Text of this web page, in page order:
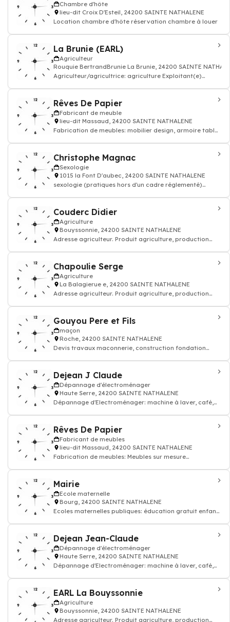
Chambre d'hôte
lieu-dit Croix D'Esteil, 24200 SAINTE NATHALENE
Location chambre d'hôte réservation chambre à louer
La Brunie (EARL)
Agriculteur
Rouquie BertrandBrunie La Brunie, 24200 SAINTE
Agriculteur/agricultrice: agriculture Exploitant(e)
Rêves De Papier
Fabricant de meuble
lieu-dit Massaud, 24200 SAINTE NATHALENE
Fabrication de meubles: mobilier design, armoire table
Christophe Magnac
Sexologie
1015 la Font D'aubec, 24200 SAINTE NATHALENE
sexologie (pratiques hors d'un cadre réglementé)
Couderc Didier
Agriculture
Bouyssonnie, 24200 SAINTE NATHALENE
Adresse agriculteur. Produit agriculture, production
Chapoulie Serge
Agriculture
La Balagierue e, 24200 SAINTE NATHALENE
Adresse agriculteur. Produit agriculture, production
Gouyou Pere et Fils
maçon
Roche, 24200 SAINTE NATHALENE
Devis travaux maconnerie, construction fondation
Dejean J Claude
Dépannage d'électroménager
Haute Serre, 24200 SAINTE NATHALENE
Dépannage d'Electroménager: machine à laver, café,
Rêves De Papier
Fabricant de meubles
lieu-dit Massaud, 24200 SAINTE NATHALENE
Fabrication de meubles: Meubles sur mesure
Mairie
Ecole maternelle
Bourg, 24200 SAINTE NATHALENE
Ecoles maternelles publiques: éducation gratuit enfant
Dejean Jean-Claude
Dépannage d'électroménager
Haute Serre, 24200 SAINTE NATHALENE
Dépannage d'Electroménager: machine à laver, café,
EARL La Bouyssonnie
Agriculture
Bouyssonnie, 24200 SAINTE NATHALENE
Adresse agriculteur. Produit agriculture, production